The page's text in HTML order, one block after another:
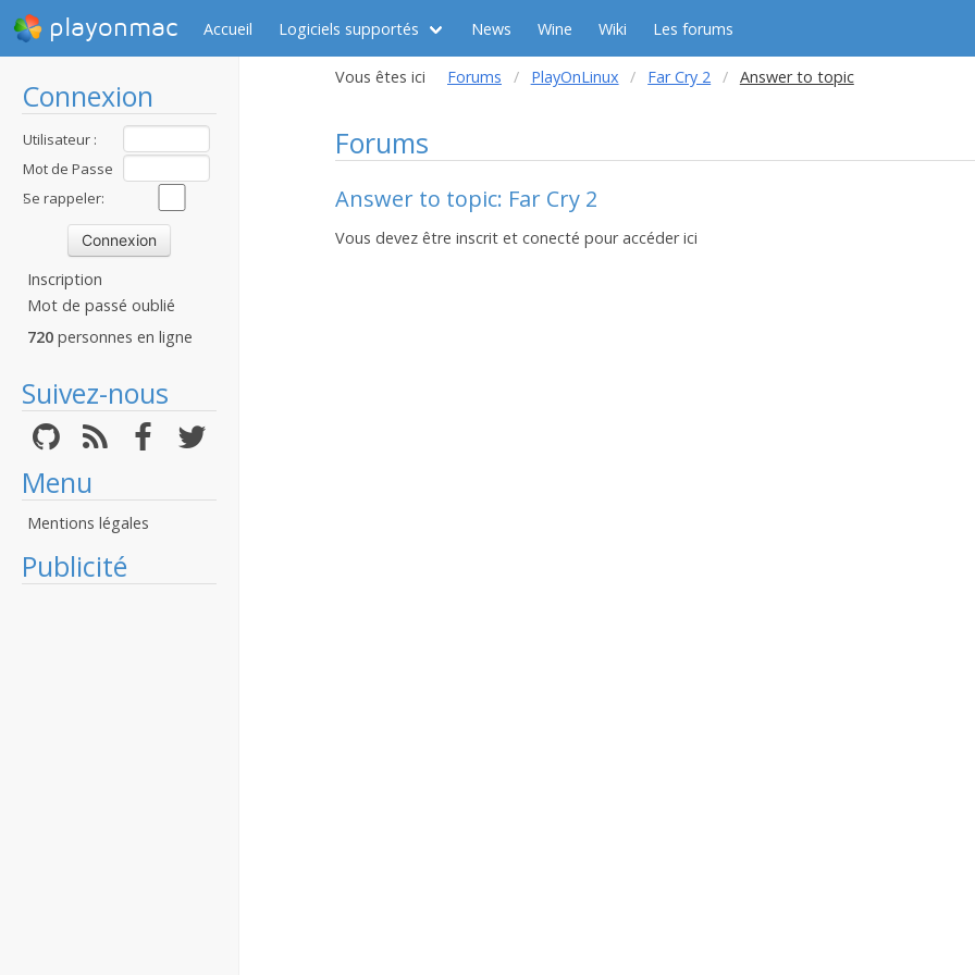
playonmac Accueil Logiciels supportés News Wine Wiki Les forums
Connexion
Utilisateur :
Mot de Passe
:Se rappeler:
Inscription
Mot de passé oublié
720 personnes en ligne
Suivez-nous
Menu
Mentions légales
Publicité
Vous êtes ici Forums PlayOnLinux Far Cry 2 Answer to topic
Forums
Answer to topic: Far Cry 2
Vous devez être inscrit et conecté pour accéder ici